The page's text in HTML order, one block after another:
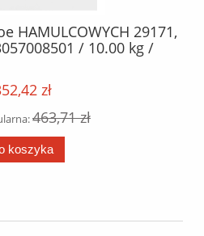
HAMULCOWYCH 29171,
/ 10.00 kg /
zł
463,71 zł
koszyka